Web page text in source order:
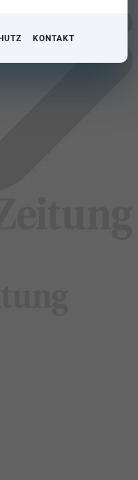
KONTAKT